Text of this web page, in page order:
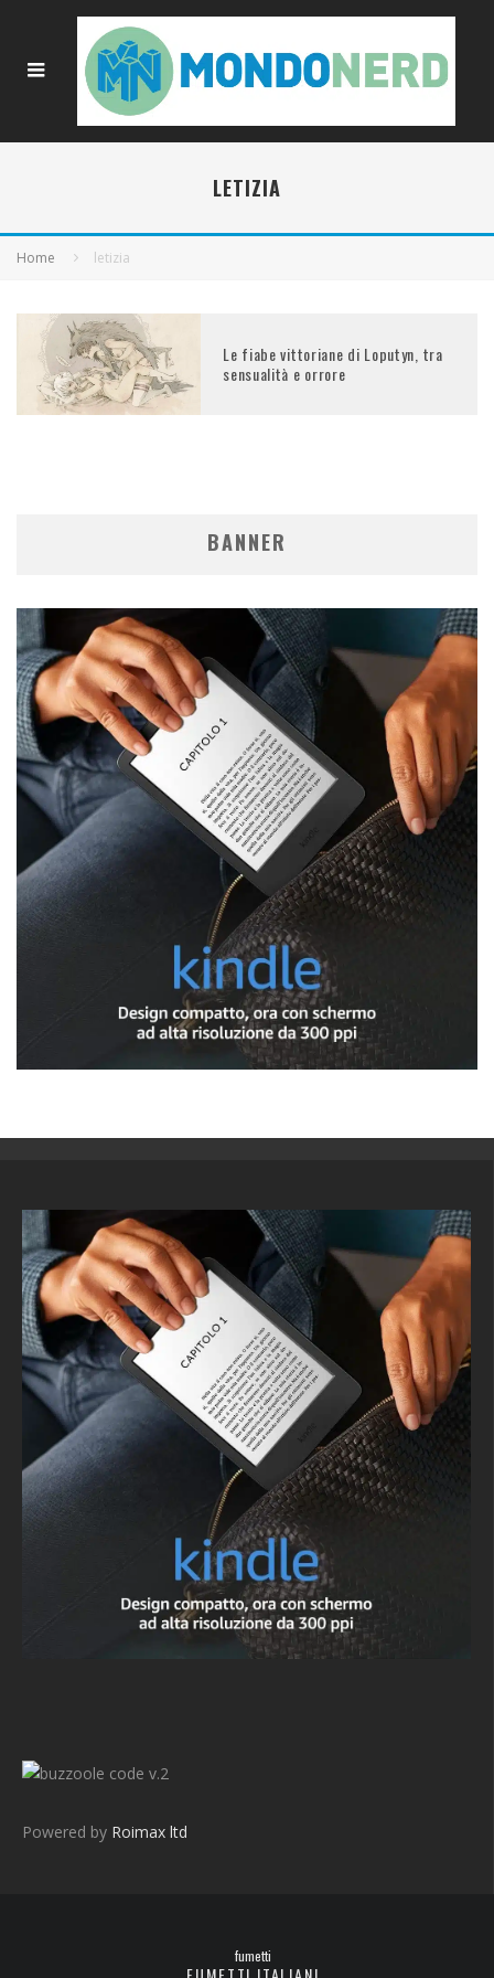
LETIZIA
Home letizia
Le fiabe vittoriane di Loputyn, tra
sensualità e orrore
BANNER
v.2
Powered by Roimax ltd
fumetti